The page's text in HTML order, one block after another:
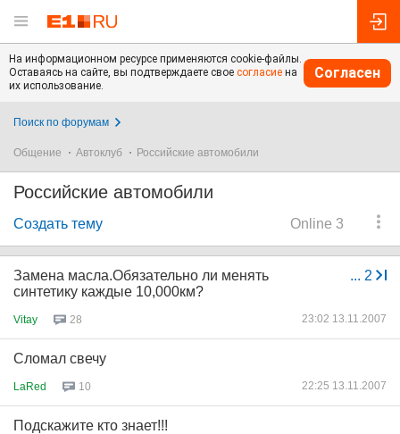
На информационном ресурсе применяются cookie-файлы.
Оставаясь на сайте, вы подтверждаете свое согласие на
их использование.
Согласен
Поиск по форумам
Общение Автоклуб Российские автомобили
Российские автомобили
Online 3
Создать тему
... 2
Замена масла.Обязательно ли менять
синтетику каждые 10,000км?
Vitay 28 23:02 13.11.2007
Сломал свечу
LaRed 10 22:25 13.11.2007
Подскажите кто знает!!!